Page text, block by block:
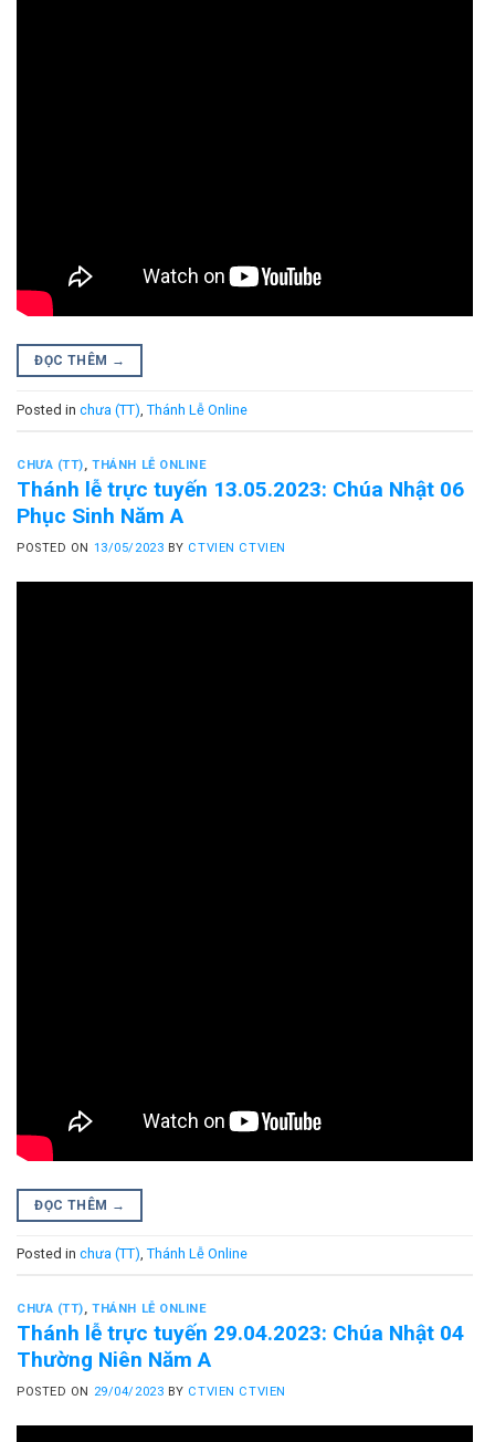
ĐỌC THÊM →
Posted in chưa (TT) Thánh Lễ Online
CHƯA (TT) ,THÁNH LỄ ONLINE
Thánh lễ trực tuyến 13.05.2023: Chúa Nhật 06
Phục Sinh Năm A
POSTED ON 13/05/2023 BY CTVIEN CTVIEN
ĐỌC THÊM →
Posted in chưa (TT), Thánh Lễ Online
CHƯA (TT),THÁNH LỄ ONLINE
Thánh lễ trực tuyến 29.04.2023: Chúa Nhật 04
Thường Niên Năm A
POSTED ON 29/04/2023 BY CTVIEN CTVIEN